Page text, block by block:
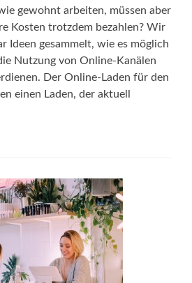
gewohnt arbeiten, müssen aber
Kosten trotzdem bezahlen? Wir
Ideen gesammelt, wie es möglich
Nutzung von Online-Kanälen
Der Online-Laden für den
einen Laden, der aktuell